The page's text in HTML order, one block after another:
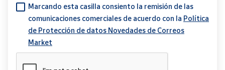
Marcando esta casilla consiento la remisión de las
comunicaciones comerciales de acuerdo con la Política
de Protección de datos Novedades de Correos
Market